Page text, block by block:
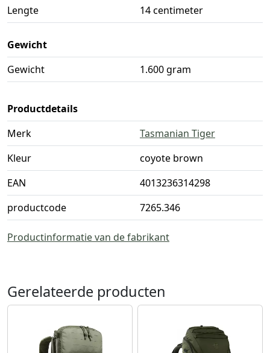
Lengte
14 centimeter
Gewicht
Gewicht
1.600 gram
Productdetails
Merk
Tasmanian Tiger
Kleur
coyote brown
EAN
4013236314298
productcode
7265.346
Productinformatie van de fabrikant
Gerelateerde producten